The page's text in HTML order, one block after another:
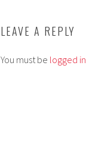
LEAVE A REPLY
You must be logged in